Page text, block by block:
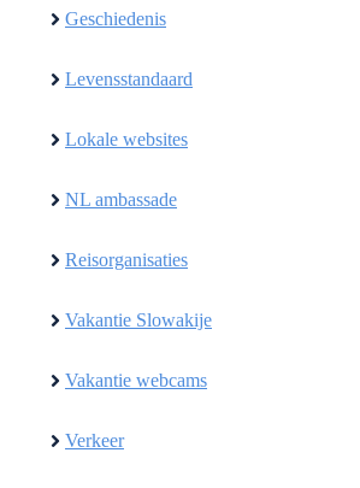
Geschiedenis
Levensstandaard
Lokale websites
NL ambassade
Reisorganisaties
Vakantie Slowakije
Vakantie webcams
Verkeer